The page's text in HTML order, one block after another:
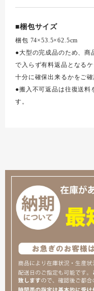
■梱包サイズ
梱包 74×53.5×62.5cm
●大型の完成品のため、商
で入らず有料返品となる
十分に確保出来るかをご
●搬入不可返品は往復送料
す。